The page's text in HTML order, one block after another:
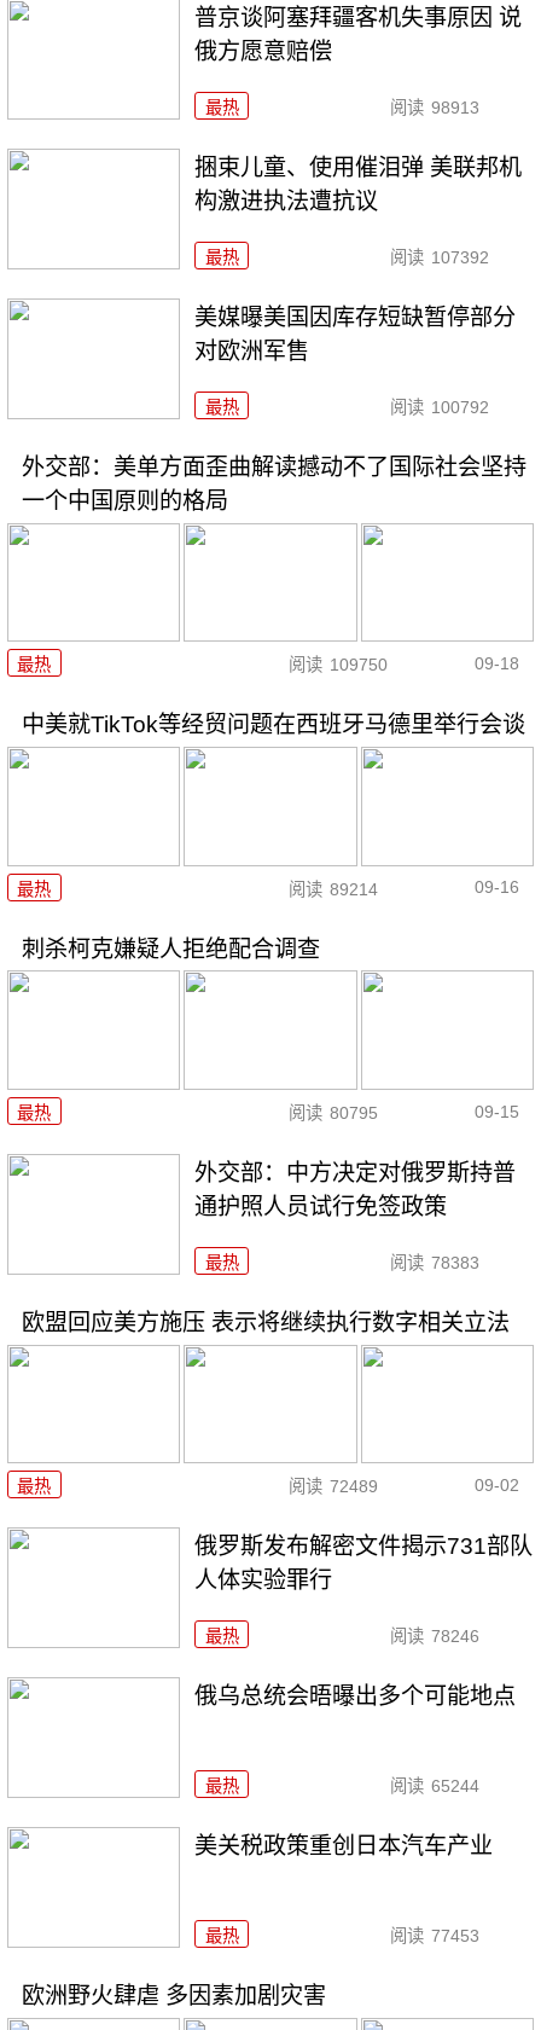
普京谈阿塞拜疆客机失事原因 说
俄方愿意赔偿
最热 阅读 98913
捆束儿童、使用催泪弹 美联邦机
构激进执法遭抗议
最热 阅读 107392
美媒曝美国因库存短缺暂停部分
对欧洲军售
最热 阅读 100792
外交部：美单方面歪曲解读撼动不了国际社会坚持
一个中国原则的格局
最热 阅读 109750 09-18
中美就TikTok等经贸问题在西班牙马德里举行会谈
最热 阅读 89214 09-16
刺杀柯克嫌疑人拒绝配合调查
最热 阅读 80795 09-15
外交部：中方决定对俄罗斯持普
通护照人员试行免签政策
最热 阅读 78383
欧盟回应美方施压 表示将继续执行数字相关立法
最热 阅读 72489 09-02
俄罗斯发布解密文件揭示731部队
人体实验罪行
最热 阅读 78246
俄乌总统会晤曝出多个可能地点
最热 阅读 65244
美关税政策重创日本汽车产业
最热 阅读 77453
欧洲野火肆虐 多因素加剧灾害